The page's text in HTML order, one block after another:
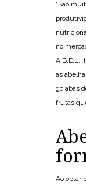
“São
no
as
goiabas
frutas
Ao optar